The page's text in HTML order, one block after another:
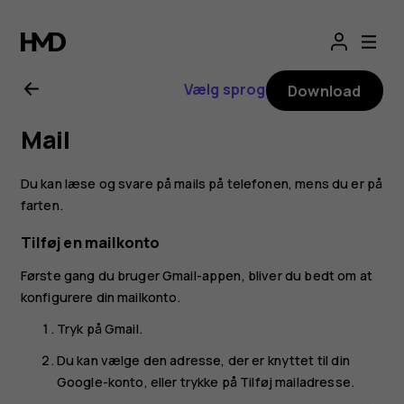
Brugervejledning
til
Nokia
8.1
Vælg sprog Download
Mail
Du kan læse og svare på mails på telefonen, mens du er på
farten.
Tilføj en mailkonto
Første gang du bruger Gmail-appen, bliver du bedt om at
konfigurere din mailkonto.
Tryk påGmail.
Du kan vælge den adresse, der er knyttet til din
Google-konto, eller trykke på Tilføj mailadresse.